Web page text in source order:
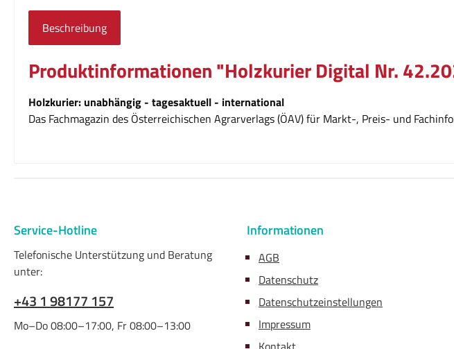
Beschreibung
Produktinformationen "Holzkurier Digital Nr.
Holzkurier: unabhängig - tagesaktuell - international
Das Fachmagazin des Österreichischen Agrarverlags (ÖAV) für Markt-, Preis- und
Service-Hotline
Telefonische Unterstützung und Beratung
unter:
+43 1 98177 157
Mo–Do 08:00–17:00, Fr 08:00–13:00
Informationen
AGB
Datenschutz
Datenschutzeinstellungen
Impressum